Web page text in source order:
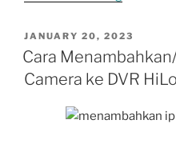
Instal
Aplikasi
CCTV
POSTED
ON
JANUARY 20, 2023
Cara
Camera ke DVR